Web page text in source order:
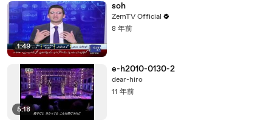
1:49
soh
ZemTV Official
8 年前
5:18
e-h2010-0130-2
dear-hiro
11 年前